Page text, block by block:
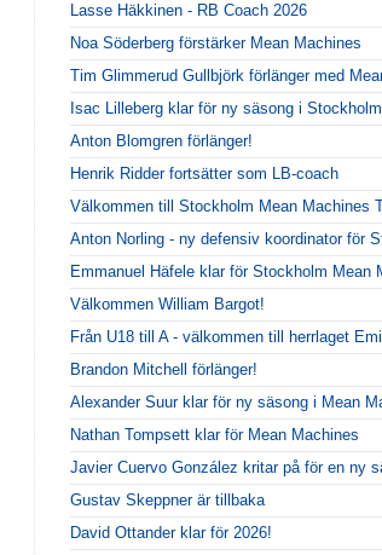
Lasse Häkkinen - RB Coach 2026
Noa Söderberg förstärker Mean Machines
Tim Glimmerud Gullbjörk förlänger med
Isac Lilleberg klar för ny säsong i
Anton Blomgren förlänger!
Henrik Ridder fortsätter som LB-coach
Välkommen till Stockholm Mean Machines
Anton Norling - ny defensiv koordinator för
Emmanuel Häfele klar för Stockholm Mean
Välkommen William Bargot!
Från U18 till A - välkommen till herrlaget
Brandon Mitchell förlänger!
Alexander Suur klar för ny säsong i Mean
Nathan Tompsett klar för Mean Machines
Javier Cuervo González kritar på för en ny
Gustav Skeppner är tillbaka
David Ottander klar för 2026!